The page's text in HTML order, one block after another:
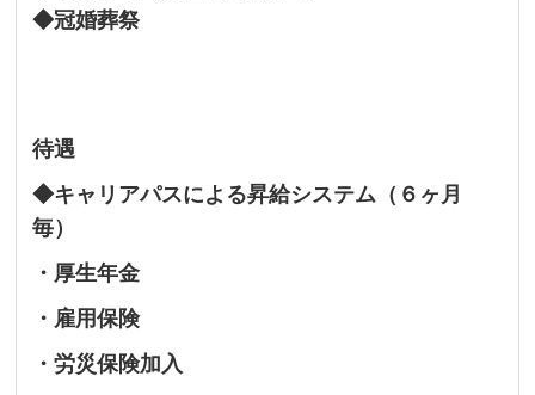
◆冠婚葬祭
待遇
◆キャリアパスによる昇給システム（６ヶ月
毎）
・厚生年金
・雇用保険
・労災保険加入